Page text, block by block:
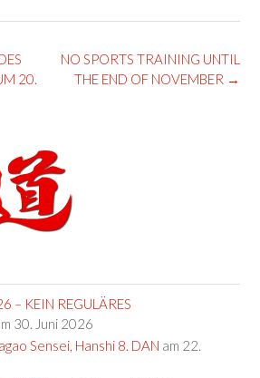
NO SPORTS TRAINING UNTIL
THE END OF NOVEMBER →
20.
– KEIN REGULÄRES
30. Juni 2026
Sensei, Hanshi 8. DAN am 22.